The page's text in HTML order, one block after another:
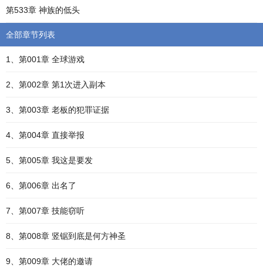
第533章 神族的低头
全部章节列表
1、第001章 全球游戏
2、第002章 第1次进入副本
3、第003章 老板的犯罪证据
4、第004章 直接举报
5、第005章 我这是要发
6、第006章 出名了
7、第007章 技能窃听
8、第008章 竖锯到底是何方神圣
9、第009章 大佬的邀请